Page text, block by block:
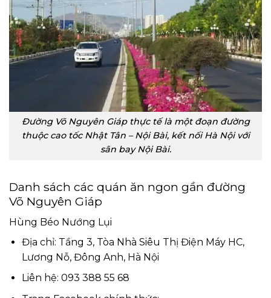
Đường Võ Nguyên Giáp thực tế là một đoạn đường
thuộc cao tốc Nhật Tân – Nội Bài, kết nối Hà Nội với
sân bay Nội Bài.
Danh sách các quán ăn ngon gần đường
Võ Nguyên Giáp
Hùng Béo Nướng Lụi
Địa chỉ: Tầng 3, Tòa Nhà Siêu Thị Điện Máy HC,
Lương Nỗ, Đông Anh, Hà Nội
Liên hệ: 093 388 55 68